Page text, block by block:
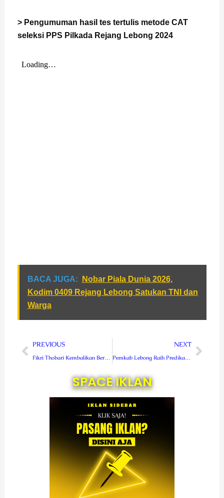
> Pengumuman hasil tes tertulismetodeCAT
seleksi PPS Pilkada Rejang Lebong 2024
BACA JUGA:
Nobar Piala Dunia 2026,
Kodim 0409 Rejang Lebong Satukan TNI dan
Warga
Prev
PREVIOUS
Fikri Thobari Kembalikan Berkas Pendaftaran Cakada ke Partai Gerindra
NEXT
Pemkab Lebong Raih Predikat III Dalam Kinerja Percepatan Penurunan Stunting
Next
SPACE IKLAN